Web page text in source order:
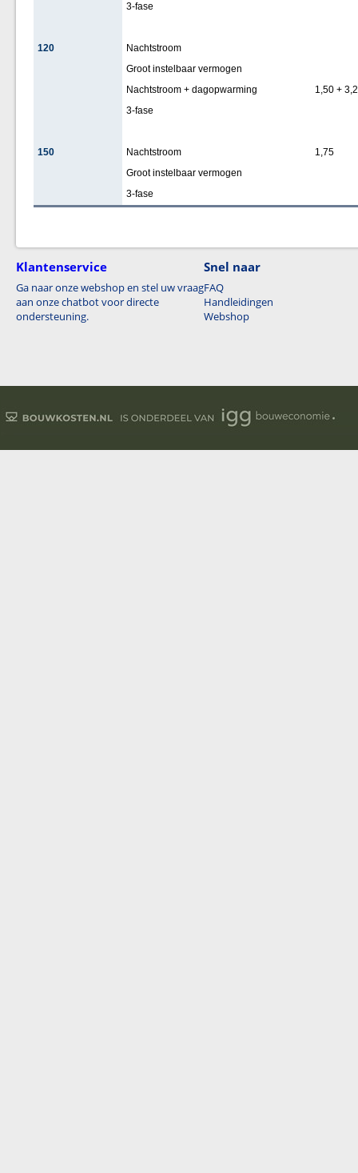
3-fase
120
Nachtstroom
Groot instelbaar vermogen
Nachtstroom + dagopwarming
1,50 +
3-fase
150 Nachtstroom
1,75
Groot instelbaar vermogen
3-fase
Klantenservice
Ga naar onze webshop en stel uw vraag
aan onze chatbot voor directe
ondersteuning.
Snel naar
FAQ
Handleidingen
Webshop